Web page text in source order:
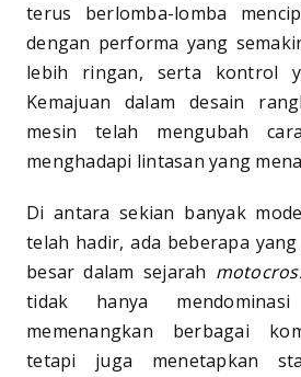
terus berlomba-lomba
dengan performa yang
lebih ringan, serta kontrol
Kemajuan dalam desain
mesin telah mengubah
menghadapi lintasan yang
Di antara sekian banyak
telah hadir, ada beberapa
besar dalam sejarah
tidak hanya
memenangkan berbagai
tetapi juga menetapkan